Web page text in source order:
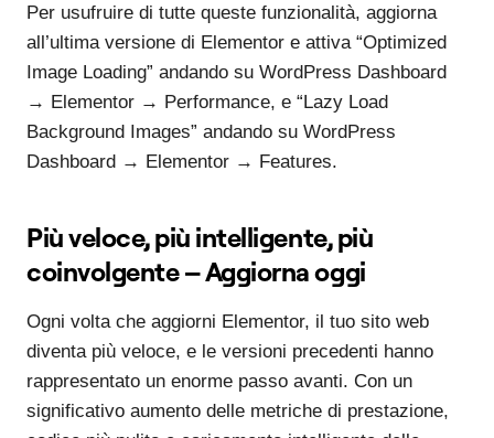
Per usufruire di tutte queste funzionalità, aggiorna
all’ultima versione di Elementor e attiva “Optimized
Image Loading” andando su WordPress Dashboard
→ Elementor → Performance, e “Lazy Load
Background Images” andando su WordPress
Dashboard → Elementor → Features.
Più veloce, più intelligente, più
coinvolgente – Aggiorna oggi
Ogni volta che aggiorni Elementor, il tuo sito web
diventa più veloce, e le versioni precedenti hanno
rappresentato un enorme passo avanti. Con un
significativo aumento delle metriche di prestazione,